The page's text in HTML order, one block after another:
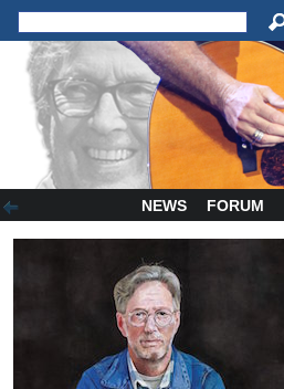
NEWS FORUM